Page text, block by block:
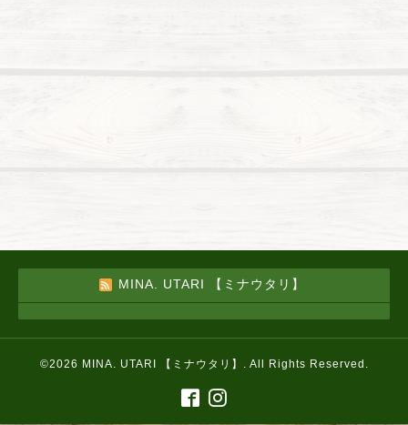
MINA. UTARI 【ミナウタリ】
©2026 MINA. UTARI 【ミナウタリ】 . All Rights Reserved.